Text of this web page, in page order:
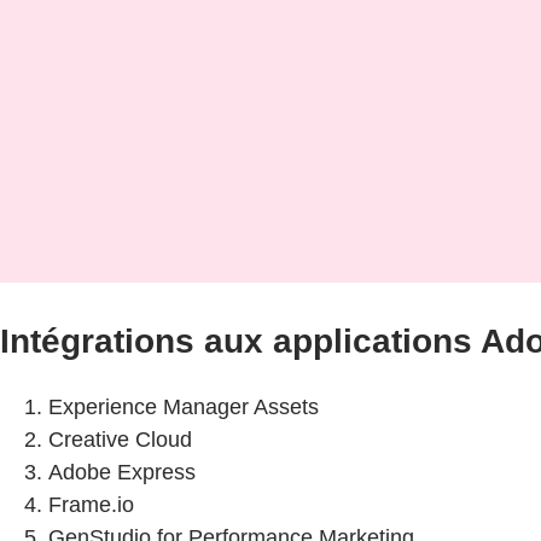
Intégrations aux applications
Experience Manager Assets
Creative Cloud
Adobe Express
Frame.io